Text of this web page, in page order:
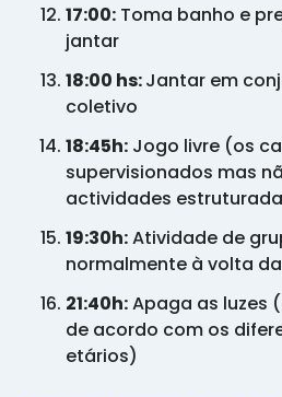
17:00: Toma banho e
jantar
18:00 hs:Jantar em
coletivo
18:45h: Jogo livre (os
supervisionados mas
actividades
19:30h:Atividade de
normalmente à volta
21:40h:Apaga as luzes
de acordo com os
etários)